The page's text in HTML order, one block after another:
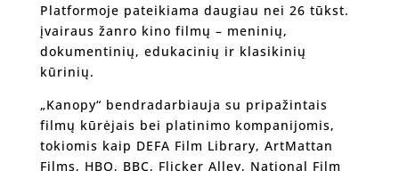
Platformoje pateikiama daugiau nei 26 tūkst.
įvairaus žanro kino filmų – meninių,
dokumentinių, edukacinių ir klasikinių
kūrinių.
„Kanopy“ bendradarbiauja su pripažintais
filmų kūrėjais bei platinimo kompanijomis,
tokiomis kaip DEFA Film Library, ArtMattan
Films, HBO, BBC, Flicker Alley, National Film